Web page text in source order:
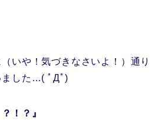
いや！気づきなさいよ！）通り
ました…( ﾟДﾟ)
！？』